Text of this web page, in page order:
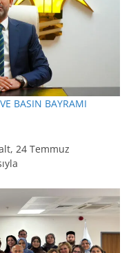
BASIN BAYRAMI
24 Temmuz